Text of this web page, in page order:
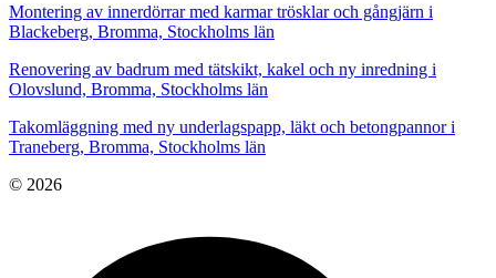
Montering av innerdörrar med karmar trösklar och gångjärn i
Blackeberg, Bromma, Stockholms län
Renovering av badrum med tätskikt, kakel och ny inredning i
Olovslund, Bromma, Stockholms län
Takomläggning med ny underlagspapp, läkt och betongpannor i
Traneberg, Bromma, Stockholms län
© 2026